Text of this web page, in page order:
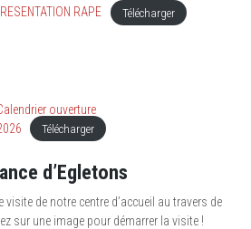
RAPE Télécharger
ouverture
Télécharger
d’Egletons
de notre centre d’accueil au travers de
sur une image pour démarrer la visite !